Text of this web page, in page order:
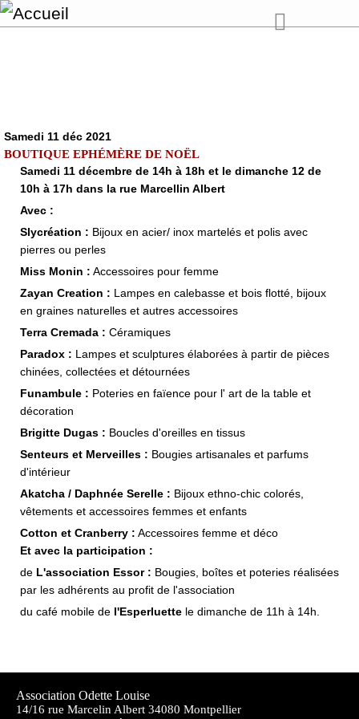
Samedi 11 déc 2021
BOUTIQUE EPHÉMÈRE DE NOËL
Samedi 11 décembre de 14h à 18h et le dimanche 12 de
10h à 17h dans la rue Marcellin Albert
Avec :
Slycréation : Bijoux en acier/ inox martelés et polis avec
pierres ou perles
Miss Monin : Accessoires pour femme
Zayan Creation : Lampes en calebasse et bois flotté, bijoux
en graines naturelles et autres accessoires
Terra Cremada : Céramiques
Paradox : Lampes et sculptures élaborées à partir de pièces
chinées, collectées et détournées
Funambule : Poteries en faïence pour l' art de la table et
décoration
Brigitte Dugas : Boucles d'oreilles en tissus
Senteurs et Merveilles : Bougies artisanales et parfums
d'intérieur
Akatcha / Daphnée Serelle : Bijoux ethno-chic colorés,
vêtements et accessoires femmes et enfants
Cotton et Cranberry : Accessoires femme et déco
​Et avec la participation :
de L'association Essor : Bougies, boîtes et poteries réalisées
par les adhérents au profit de l'association
du café mobile de l'Esperluette le dimanche de 11h à 14h.
Association Odette Louise
14/16 rue Marcelin Albert 34080 Montpellier